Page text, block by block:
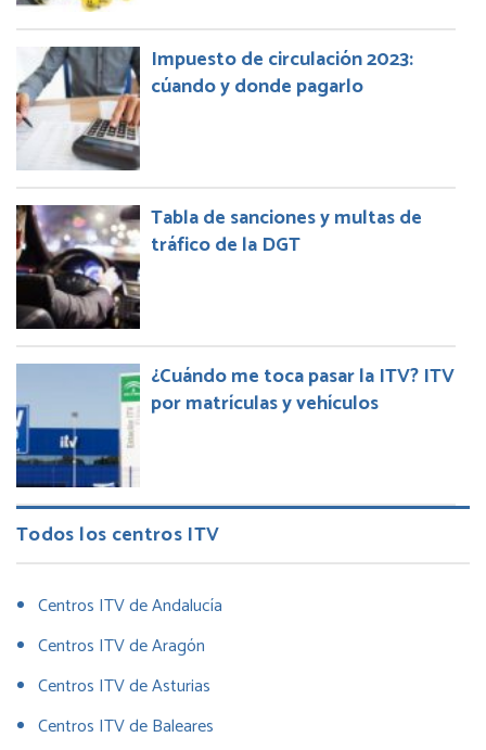
Impuesto de circulación 2023:
cúando y donde pagarlo
Tabla de sanciones y multas de
tráfico de la DGT
¿Cuándo me toca pasar la ITV? ITV
por matrículas y vehículos
Todos los centros ITV
Centros ITV de Andalucía
Centros ITV de Aragón
Centros ITV de Asturias
Centros ITV de Baleares